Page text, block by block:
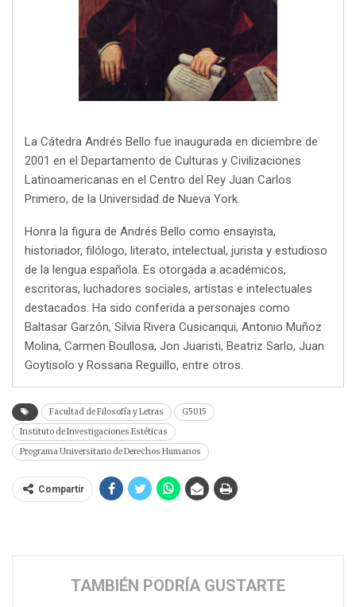
La Cátedra Andrés Bello fue inaugurada en diciembre de
2001 en el Departamento de Culturas y Civilizaciones
Latinoamericanas en el Centro del Rey Juan Carlos
Primero, de la Universidad de Nueva York.
Honra la figura de Andrés Bello como ensayista,
historiador, filólogo, literato, intelectual, jurista y estudioso
de la lengua española. Es otorgada a académicos,
escritoras, luchadores sociales, artistas e intelectuales
destacados. Ha sido conferida a personajes como
Baltasar Garzón, Silvia Rivera Cusicanqui, Antonio Muñoz
Molina, Carmen Boullosa, Jon Juaristi, Beatriz Sarlo, Juan
Goytisolo y Rossana Reguillo, entre otros.
Facultad de Filosofía y Letras
G5015
Instituto de Investigaciones Estéticas
Programa Universitario de Derechos Humanos
Compartir
TAMBIÉN PODRÍA GUSTARTE